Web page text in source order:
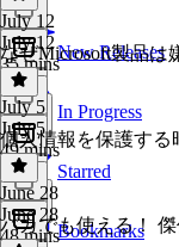
New Releases
In Progress
Starred
Bookmarks
July 12
July 12
35 mins
なぜMicrosoft製品は
July 5
July 5
49 mins
個人情報を保護する
June 28
June 28
48 mins
バカでも使える！